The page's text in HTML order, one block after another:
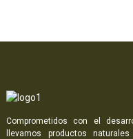
Comprometidos con el
llevamos productos